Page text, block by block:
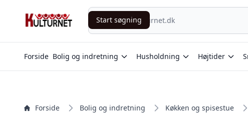
Start søgning
Start søgning
Forside Bolig og indretning Husholdning Højtider
Forside Bolig og indretning Køkken og spisestue